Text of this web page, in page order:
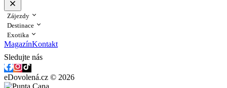
Zájezdy
Destinace
Exotika
MagazínKontakt
Sledujte nás
eDovolená.cz © 2026